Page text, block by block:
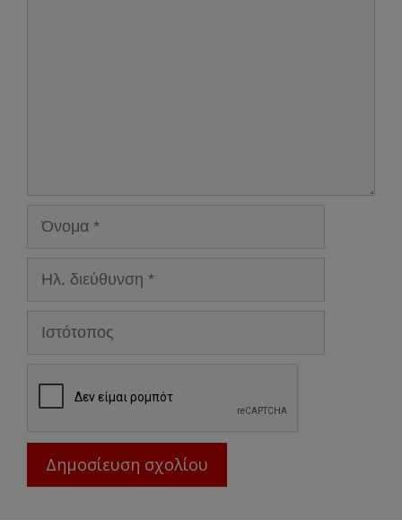
Όνομα
Ηλ.
διεύθυνση
Ιστότοπος